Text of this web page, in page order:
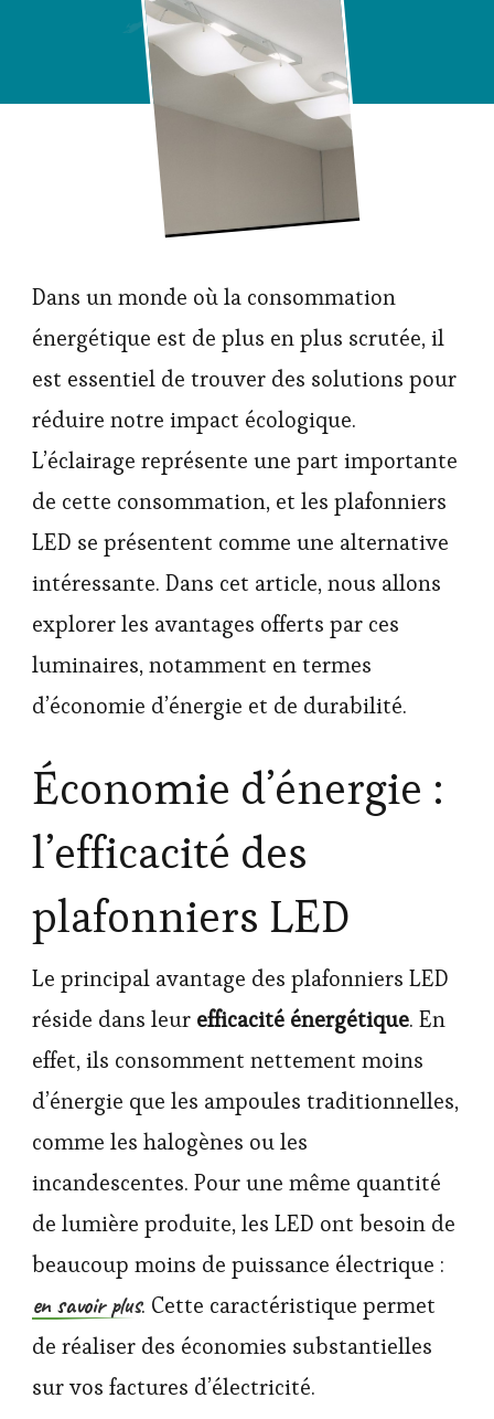
Dans un monde où la consommation
énergétique est de plus en plus scrutée, il
est essentiel de trouver des solutions pour
réduire notre impact écologique.
L’éclairage représente une part importante
de cette consommation, et les plafonniers
LED se présentent comme une alternative
intéressante. Dans cet article, nous allons
explorer les avantages offerts par ces
luminaires, notamment en termes
d’économie d’énergie et de durabilité.
Économie d’énergie :
l’efficacité des
plafonniers LED
Le principal avantage des plafonniers LED
réside dans leur efficacité énergétique. En
effet, ils consomment nettement moins
d’énergie que les ampoules traditionnelles,
comme les halogènes ou les
incandescentes. Pour une même quantité
de lumière produite, les LED ont besoin de
beaucoup moins de puissance électrique :
en savoir plus. Cette caractéristique permet
de réaliser des économies substantielles
sur vos factures d’électricité.